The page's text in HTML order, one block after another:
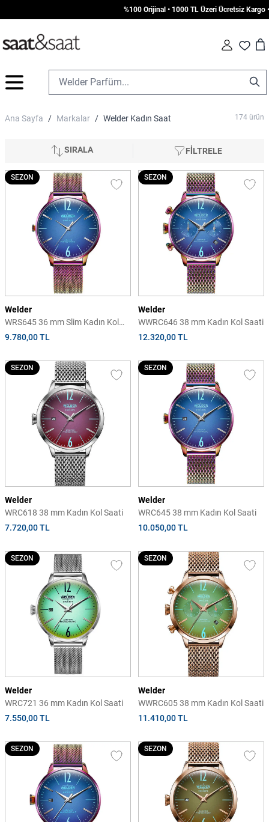
%100 Orijinal • 1000 TL Üzeri Ücretsiz Kargo • Vade
Fav Cart
Ana Sayfa / Markalar / Welder Kadın Saat 174 ürün
SIRALA FİLTRELE
SEZON
Welder
WRS645 36 mm Slim Kadın Kol
Saati
9.780,00 TL
SEZON
Welder
WWRC646 38 mm Kadın Kol Saati
12.320,00 TL
SEZON
Welder
WRC618 38 mm Kadın Kol Saati
7.720,00 TL
SEZON
Welder
WRC645 38 mm Kadın Kol Saati
10.050,00 TL
SEZON
Welder
WRC721 36 mm Kadın Kol Saati
7.550,00 TL
SEZON
Welder
WWRC605 38 mm Kadın Kol Saati
11.410,00 TL
SEZON SEZON